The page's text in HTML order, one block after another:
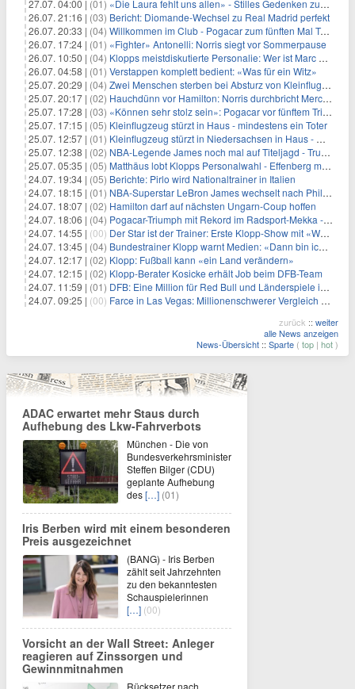
27.07. 04:00 | (01) «Die Laura fehlt uns allen» - Stilles Gedenken zum Todestag
26.07. 21:16 | (03) Bericht: Diomande-Wechsel zu Real Madrid perfekt
26.07. 20:33 | (04) Willkommen im Club - Pogacar zum fünften Mal Tour-Champion
26.07. 17:24 | (01) «Fighter» Antonelli: Norris siegt vor Sommerpause
26.07. 10:50 | (04) Klopps meistdiskutierte Personalie: Wer ist Marc Kosicke?
26.07. 04:58 | (01) Verstappen komplett bedient: «Was für ein Witz»
25.07. 20:29 | (04) Zwei Menschen sterben bei Absturz von Kleinflugzeug in Haus
25.07. 20:17 | (02) Hauchdünn vor Hamilton: Norris durchbricht Mercedes-Dominanz
25.07. 17:28 | (03) «Können sehr stolz sein»: Pogacar vor fünftem Triumph
25.07. 17:15 | (05) Kleinflugzeug stürzt in Haus - mindestens ein Toter
25.07. 12:57 | (01) Kleinflugzeug stürzt in Niedersachsen in Haus - Mensch tot
25.07. 12:38 | (02) NBA-Legende James noch mal auf Titeljagd - Trump ätzt
25.07. 05:35 | (05) Matthäus lobt Klopps Personalwahl - Effenberg mit Kritik
24.07. 19:34 | (05) Berichte: Pirlo wird Nationaltrainer in Italien
24.07. 18:15 | (01) NBA-Superstar LeBron James wechselt nach Philadelphia
24.07. 18:07 | (02) Hamilton darf auf nächsten Ungarn-Coup hoffen
24.07. 18:06 | (04) Pogacar-Triumph mit Rekord im Radsport-Mekka - «So cool»
24.07. 14:55 | (00) Der Star ist der Trainer: Erste Klopp-Show mit «Wow»-Effekt
24.07. 13:45 | (04) Bundestrainer Klopp warnt Medien: «Dann bin ich weg»
24.07. 12:17 | (02) Klopp: Fußball kann «ein Land verändern»
24.07. 12:15 | (02) Klopp-Berater Kosicke erhält Job beim DFB-Team
24.07. 11:59 | (01) DFB: Eine Million für Red Bull und Länderspiele in Leipzig
24.07. 09:25 | (00) Farce in Las Vegas: Millionenschwerer Vergleich mit Formel 1
zurück :: weiter
alle News anzeigen
News-Übersicht :: Sparte ( top | hot)
ADAC erwartet mehr Staus durch
Aufhebung des Lkw-Fahrverbots
München - Die von
Bundesverkehrsminister
Steffen Bilger (CDU)
geplante Aufhebung
des[…] (01)
Iris Berben wird mit einem besonderen
Preis ausgezeichnet
(BANG) - Iris Berben
zählt seit Jahrzehnten
zu den bekanntesten
Schauspielerinnen
[…] (00)
Vorsicht an der Wall Street: Anleger
reagieren auf Zinssorgen und
Gewinnmitnahmen
Rücksetzer nach